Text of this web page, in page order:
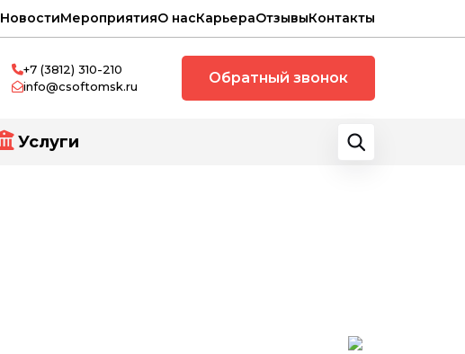
НовостиМероприятияО насКарьераОтзывыКонтакты
+7 (3812) 310-210
info@csoftomsk.ru
Обратный звонок
Услуги